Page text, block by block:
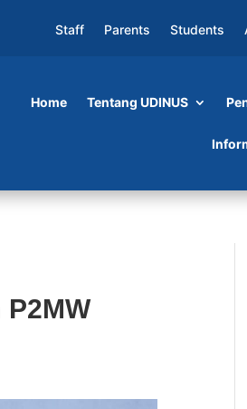
Staff Parents Students
Home Tentang UDINUS